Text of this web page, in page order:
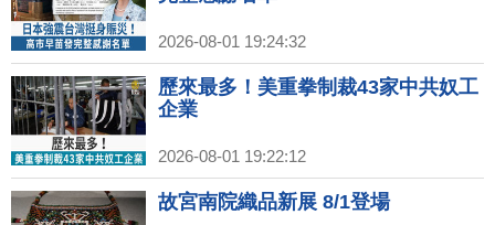
2026-08-01 19:24:32
歷來最多！美重拳制裁43家中共奴工
企業
2026-08-01 19:22:12
故宮南院織品新展 8/1登場